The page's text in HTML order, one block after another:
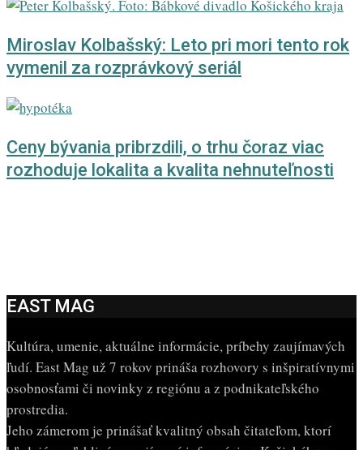
Miroslav Kolbašský: Leto pri mori tento rok
vymenil za rozprávkový seriál
Ceny bývania pribrzdili, o trhu čoraz viac
rozhoduje lokalita a kvalita nehnuteľnosti
EAST MAG
Kultúra, umenie, aktuálne informácie, príbehy zaujímavých
ľudí. East Mag už 7 rokov prináša rozhovory s inšpiratívnymi
osobnosťami či novinky z regiónu a z podnikateľského
prostredia.
Jeho zámerom je prinášať kvalitný obsah čitateľom, ktorí